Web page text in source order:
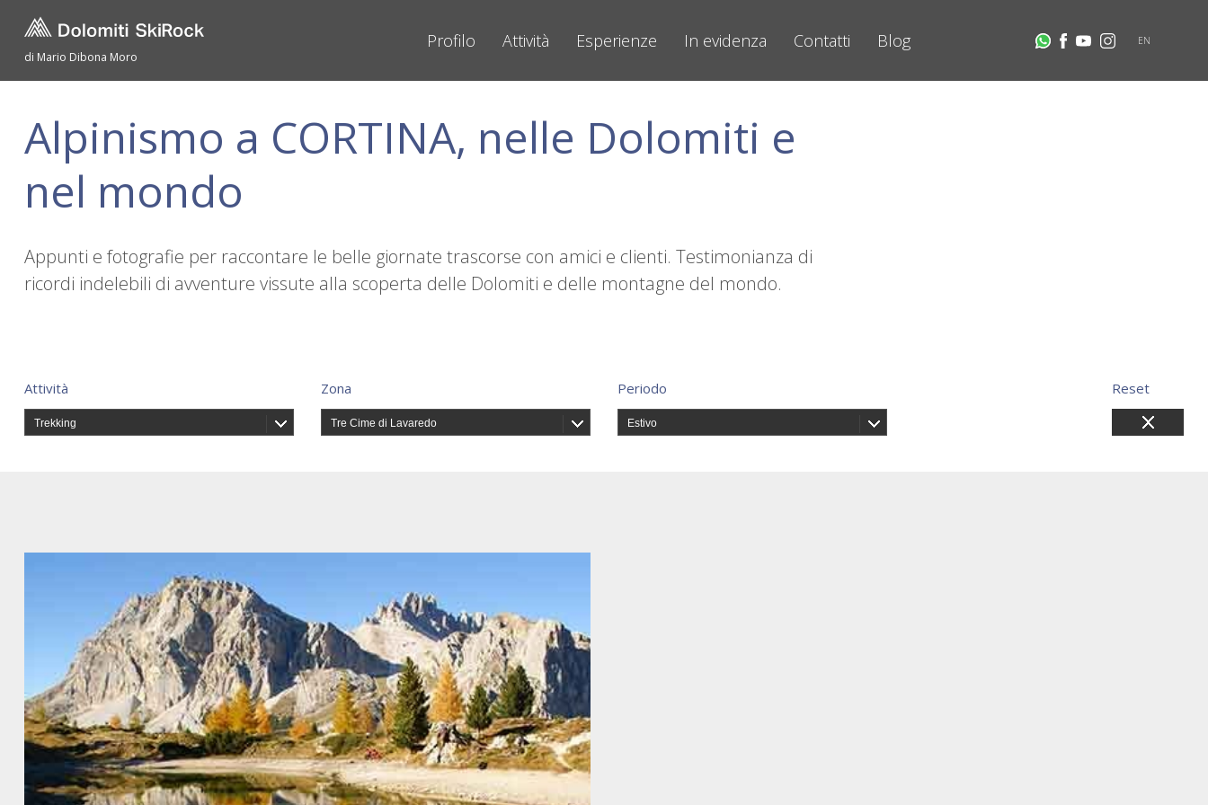
di Mario Dibona Moro
Profilo Attività Esperienze In evidenza Contatti Blog EN
Alpinismo a CORTINA, nelle Dolomiti e
nel mondo
Appunti e fotografie per raccontare le belle giornate trascorse con amici e clienti. Testimonianza di
ricordi indelebili di avventure vissute alla scoperta delle Dolomiti e delle montagne del mondo.
Attività
Trekking
Zona
Tre Cime di Lavaredo
Periodo
Estivo
Reset